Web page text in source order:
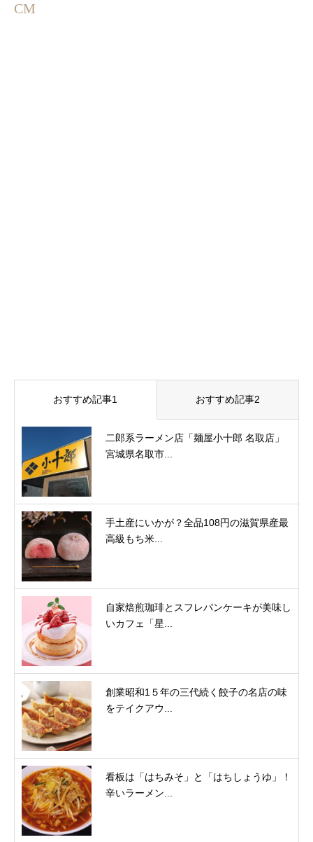
CM
おすすめ記事1 おすすめ記事2
二郎系ラーメン店「麺屋小十郎 名取店」
宮城県名取市...
手土産にいかが？全品108円の滋賀県産最
高級もち米...
自家焙煎珈琲とスフレパンケーキが美味し
いカフェ「星...
創業昭和1５年の三代続く餃子の名店の味
をテイクアウ...
看板は「はちみそ」と「はちしょうゆ」！
辛いラーメン...